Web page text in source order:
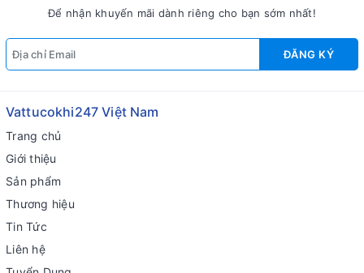
Để nhận khuyến mãi dành riêng cho bạn sớm nhất!
ĐĂNG KÝ
Vattucokhi247 Việt Nam
Trang chủ
Giới thiệu
Sản phẩm
Thương hiệu
Tin Tức
Liên hệ